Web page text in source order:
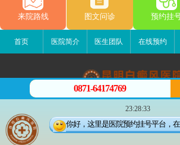
来院路线 图文问诊 预约挂
首页 医院简介 医生团队 在线预约
昆明白癜风医院
昆明市五华区护国路2号
版权所有：昆明白癜风医院
0871-64174769
23:28:33
你好，这里是医院预约挂号平台，